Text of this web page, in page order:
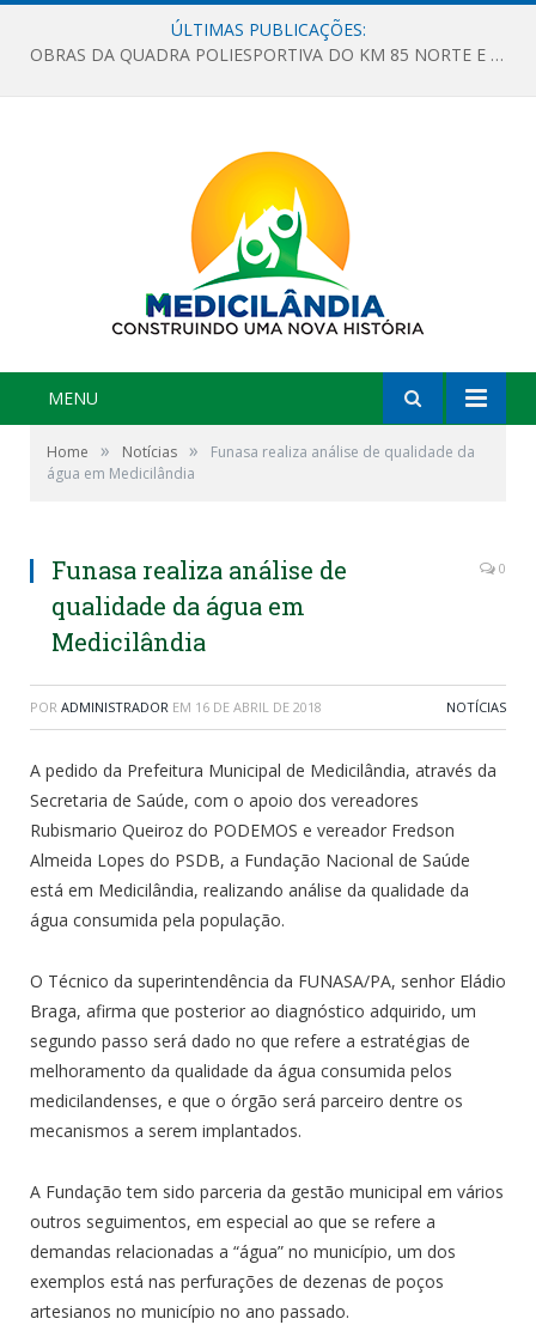
ÚLTIMAS PUBLICAÇÕES:
OBRAS DA QUADRA POLIESPORTIVA DO KM 85 NORTE E DA ESCOLA GASPAR VIANA AVANÇAM
MENU
Home » Notícias »
Funasa realiza análise de qualidade da
água em Medicilândia
Funasa realiza análise de
qualidade da água em
Medicilândia
0
POR ADMINISTRADOR EM 16 DE ABRIL DE 2018 NOTÍCIAS
A pedido da Prefeitura Municipal de Medicilândia, através da
Secretaria de Saúde, com o apoio dos vereadores
Rubismario Queiroz do PODEMOS e vereador Fredson
Almeida Lopes do PSDB, a Fundação Nacional de Saúde
está em Medicilândia, realizando análise da qualidade da
água consumida pela população.
O Técnico da superintendência da FUNASA/PA, senhor Eládio
Braga, afirma que posterior ao diagnóstico adquirido, um
segundo passo será dado no que refere a estratégias de
melhoramento da qualidade da água consumida pelos
medicilandenses, e que o órgão será parceiro dentre os
mecanismos a serem implantados.
A Fundação tem sido parceria da gestão municipal em vários
outros seguimentos, em especial ao que se refere a
demandas relacionadas a “água” no município, um dos
exemplos está nas perfurações de dezenas de poços
artesianos no município no ano passado.